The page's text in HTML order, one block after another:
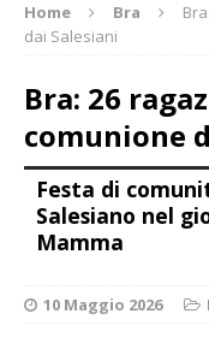
Home Bra
dai Salesiani
Bra: 26
comunione
Festa di
Salesiano nel
Mamma
10 Maggio 2026